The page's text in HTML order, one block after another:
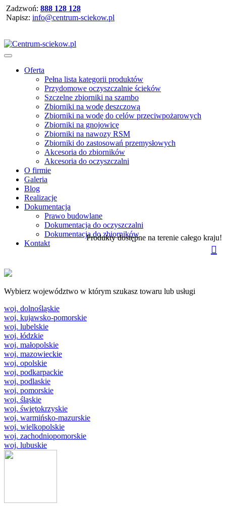
Zadzwoń: 888 128 128
Napisz: info@centrum-sciekow.pl
Oferta
Pełna lista kategorii produktów
Przydomowe oczyszczalnie ścieków
Szczelne zbiorniki na szambo
Zbiorniki na wodę deszczową
Zbiorniki na wodę do celów przeciwpożarowych
Zbiorniki na gnojowicę
Zbiorniki na nawozy RSM
Zbiorniki do zastosowań przemysłowych
Akcesoria do zbiorników
Akcesoria do oczyszczalni
O firmie
Galeria
Blog
Realizacje
Dokumentacja
Prawo budowlane
Dokumentacja do oczyszczalni
Dokumentacja do zbiorników
Kontakt
Produkty dostępne na terenie całego kraju!
Wybierz województwo w którym szukasz towaru lub usługi
woj. dolnośląskie
woj. kujawsko-pomorskie
woj. lubelskie
woj. łódzkie
woj. małopolskie
woj. mazowieckie
woj. opolskie
woj. podkarpackie
woj. podlaskie
woj. pomorskie
woj. śląskie
woj. świętokrzyskie
woj. warmińsko-mazurskie
woj. wielkopolskie
woj. zachodniopomorskie
woj. lubuskie